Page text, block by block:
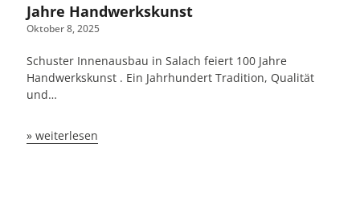
Jahre Handwerkskunst
Oktober 8, 2025
Schuster Innenausbau in Salach feiert 100 Jahre
Handwerkskunst . Ein Jahrhundert Tradition, Qualität
und…
» weiterlesen